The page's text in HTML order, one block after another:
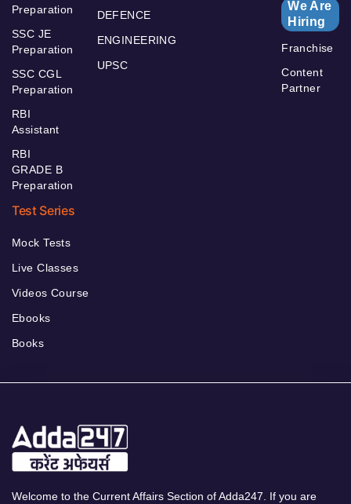
Preparation
SSC JE
Preparation
SSC CGL
Preparation
RBI
Assistant
RBI
GRADE B
Preparation
DEFENCE
ENGINEERING
UPSC
We Are
Hiring
Franchise
Content
Partner
Test Series
Mock Tests
Live Classes
Videos Course
Ebooks
Books
Welcome to the Current Affairs Section of Adda247. If you are